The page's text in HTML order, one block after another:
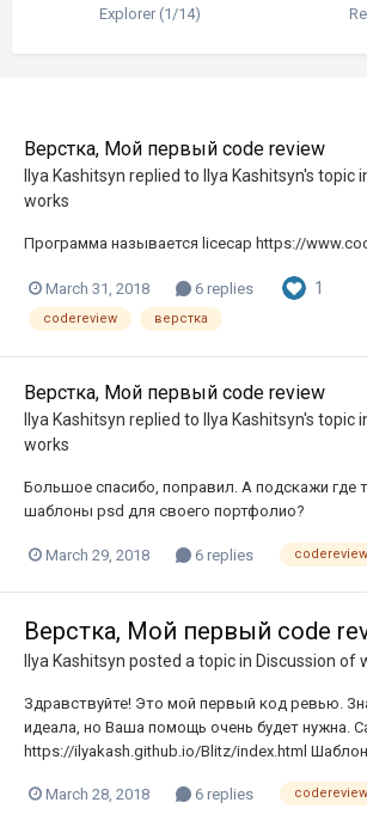
Explorer (1/14)
Верстка, Мой первый code review
Ilya Kashitsyn replied to Ilya Kashitsyn's topic
works
Программа называется licecap https://
March 31, 2018 6 replies 1
codereview верстка
Верстка, Мой первый code review
Ilya Kashitsyn replied to Ilya Kashitsyn's topic
works
Большое спасибо, поправил. А подскажи где
шаблоны psd для своего портфолио?
March 29, 2018 6 replies codereview
Верстка, Мой первый code
Ilya Kashitsyn posted a topic in Discussion of
Здравствуйте! Это мой первый код ревью.
идеала, но Ваша помощь очень будет нужна.
https://ilyakash.github.io/Blitz/index.html
March 28, 2018 6 replies codereview